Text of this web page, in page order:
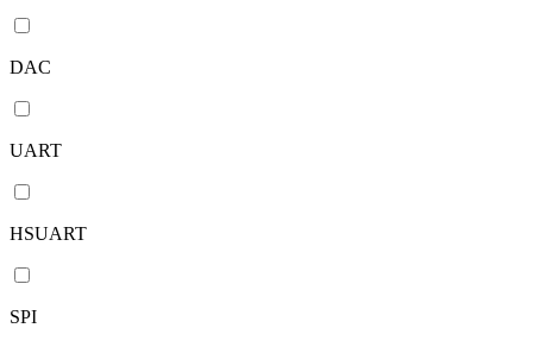
DAC
UART
HSUART
SPI